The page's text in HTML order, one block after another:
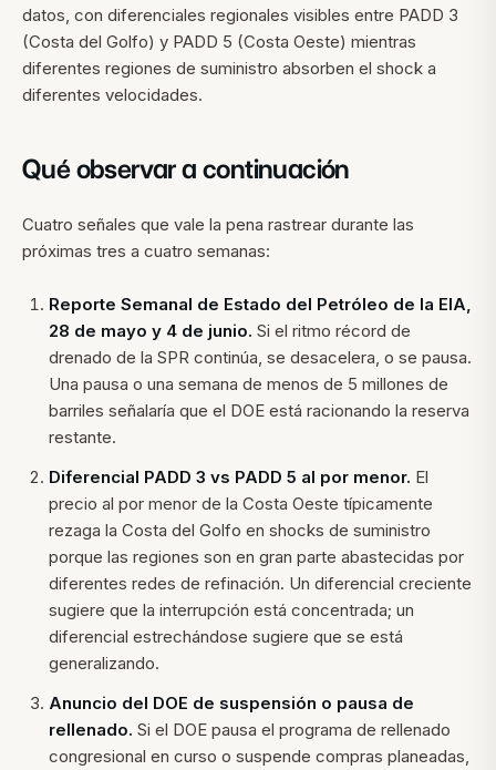
datos, con diferenciales regionales visibles entre PADD 3
(Costa del Golfo) y PADD 5 (Costa Oeste) mientras
diferentes regiones de suministro absorben el shock a
diferentes velocidades.
Qué observar a continuación
Cuatro señales que vale la pena rastrear durante las
próximas tres a cuatro semanas:
Reporte Semanal de Estado del Petróleo de la EIA,
28 de mayo y 4 de junio. Si el ritmo récord de
drenado de la SPR continúa, se desacelera, o se pausa.
Una pausa o una semana de menos de 5 millones de
barriles señalaría que el DOE está racionando la reserva
restante.
Diferencial PADD 3 vs PADD 5 al por menor. El
precio al por menor de la Costa Oeste típicamente
rezaga la Costa del Golfo en shocks de suministro
porque las regiones son en gran parte abastecidas por
diferentes redes de refinación. Un diferencial creciente
sugiere que la interrupción está concentrada; un
diferencial estrechándose sugiere que se está
generalizando.
Anuncio del DOE de suspensión o pausa de
rellenado. Si el DOE pausa el programa de rellenado
congresional en curso o suspende compras planeadas,